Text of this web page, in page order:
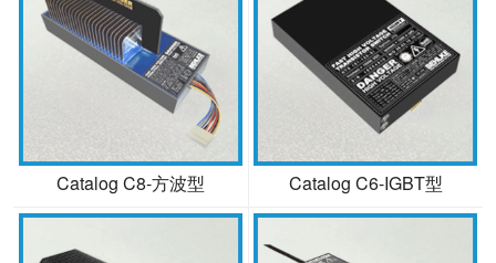
Catalog C8-方波型 Catalog C6-IGBT型